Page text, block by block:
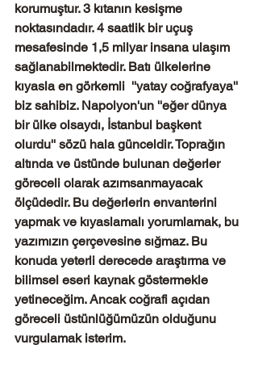
korumuştur. 3 kıtanın kesişme
noktasındadır. 4 saatlik bir uçuş
mesafesinde 1,5 milyar insana ulaşım
sağlanabilmektedir. Batı ülkelerine
kıyasla en görkemli  ''yatay coğrafyaya''
biz sahibiz. Napolyon'un ''eğer dünya
bir ülke olsaydı, İstanbul başkent
olurdu'' sözü hala günceldir. Toprağın
altında ve üstünde bulunan değerler
göreceli olarak azımsanmayacak
ölçüdedir. Bu değerlerin envanterini
yapmak ve kıyaslamalı yorumlamak, bu
yazımızın çerçevesine sığmaz. Bu
konuda yeterli derecede araştırma ve
bilimsel eseri kaynak göstermekle
yetineceğim. Ancak coğrafi açıdan
göreceli üstünlüğümüzün olduğunu
vurgulamak isterim.